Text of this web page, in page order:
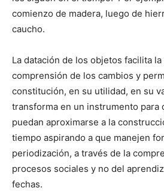
comienzo de madera, luego de
caucho.
La datación de los objetos facilita
comprensión de los cambios y
constitución, en su utilidad, en su
transforma en un instrumento para
puedan aproximarse a la
tiempo aspirando a que manejen
periodización, a través de la
procesos sociales y no del
fechas.